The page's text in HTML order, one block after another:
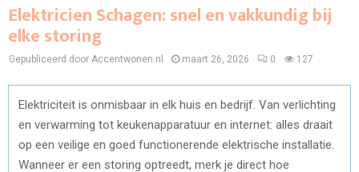
Elektricien Schagen: snel en vakkundig bij
elke storing
Gepubliceerd door Accentwonen.nl maart 26, 2026 0 127
Elektriciteit is onmisbaar in elk huis en bedrijf. Van verlichting
en verwarming tot keukenapparatuur en internet: alles draait
op een veilige en goed functionerende elektrische installatie.
Wanneer er een storing optreedt, merk je direct hoe